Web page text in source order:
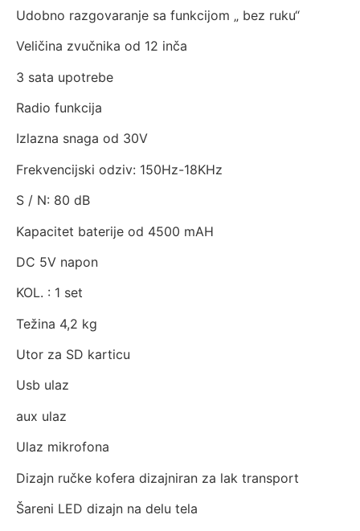
Udobno razgovaranje sa funkcijom „ bez ruku“
Veličina zvučnika od 12 inča
3 sata upotrebe
Radio funkcija
Izlazna snaga od 30V
Frekvencijski odziv: 150Hz-18KHz
S / N: 80 dB
Kapacitet baterije od 4500 mAH
DC 5V napon
KOL. : 1 set
Težina 4,2 kg
Utor za SD karticu
Usb ulaz
aux ulaz
Ulaz mikrofona
Dizajn ručke kofera dizajniran za lak transport
Šareni LED dizajn na delu tela